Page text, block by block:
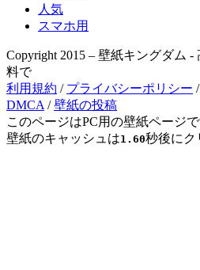
人気
スマホ用
Copyright 2015 – 壁紙キングダム
料で
利用規約 / プライバシーポリシー /
DMCA /壁紙の投稿
このページはPC用の壁紙ページ
壁紙のキャッシュは1.60秒後にク